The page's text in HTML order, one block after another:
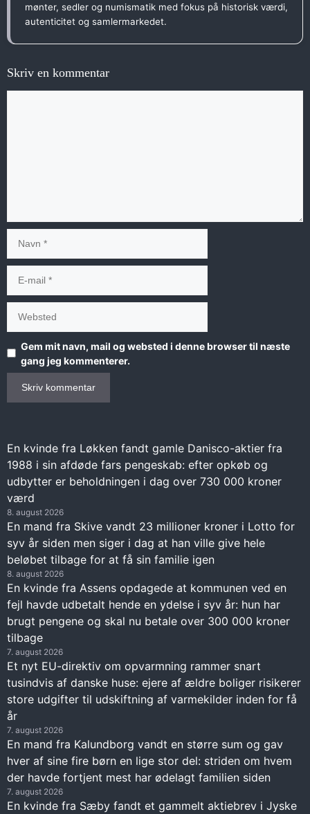
mønter, sedler og numismatik med fokus på historisk værdi,
autenticitet og samlermarkedet.
Skriv en kommentar
mail
Gem mit navn, mail og websted i denne browser til næste
gang jeg kommenterer.
En kvinde fra Løkken fandt gamle Danisco-aktier fra
1988 i sin afdøde fars pengeskab: efter opkøb og
udbytter er beholdningen i dag over 730 000 kroner
værd
8. august 2026
En mand fra Skive vandt 23 millioner kroner i Lotto for
syv år siden men siger i dag at han ville give hele
beløbet tilbage for at få sin familie igen
8. august 2026
En kvinde fra Assens opdagede at kommunen ved en
fejl havde udbetalt hende en ydelse i syv år: hun har
brugt pengene og skal nu betale over 300 000 kroner
tilbage
7. august 2026
Et nyt EU-direktiv om opvarmning rammer snart
tusindvis af danske huse: ejere af ældre boliger risikerer
store udgifter til udskiftning af varmekilder inden for få
år
7. august 2026
En mand fra Kalundborg vandt en større sum og gav
hver af sine fire børn en lige stor del: striden om hvem
der havde fortjent mest har ødelagt familien siden
7. august 2026
En kvinde fra Sæby fandt et gammelt aktiebrev i Jyske